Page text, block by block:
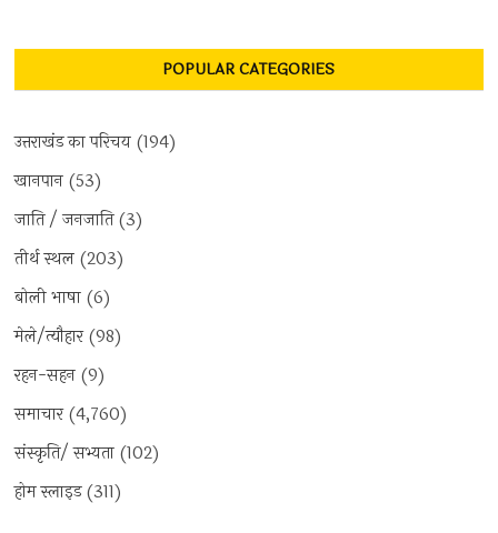
POPULAR CATEGORIES
उत्तराखंड का परिचय (194)
खानपान (53)
जाति / जनजाति(3)
तीर्थ स्थल (203)
बोली भाषा (6)
मेले/त्यौहार(98)
रहन-सहन (9)
समाचार(4,760)
संस्कृति/ सभ्यता (102)
होम स्लाइड(311)